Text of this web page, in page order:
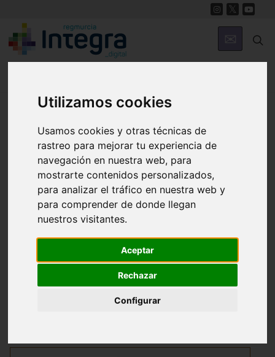
Utilizamos cookies
Usamos cookies y otras técnicas de
rastreo para mejorar tu experiencia de
navegación en nuestra web, para
mostrarte contenidos personalizados,
para analizar el tráfico en nuestra web y
para comprender de donde llegan
nuestros visitantes.
Aceptar
Rechazar
Configurar
Región de Murcia Digital
Fondos documentales |Colecciones de fotografías
Avanzada
Ayuda